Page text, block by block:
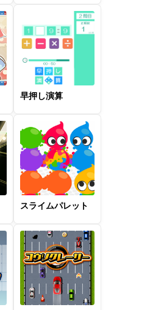
早押し演算
スライムパレット